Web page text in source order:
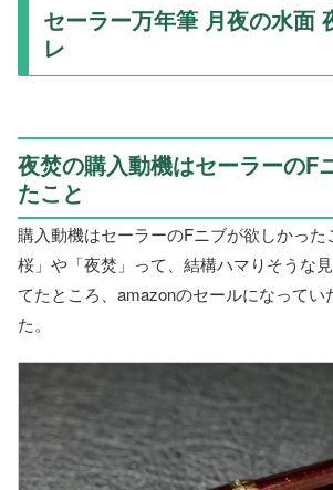
セーラー万年筆 月夜の水面
レ
夜焚の購入動機はセーラーのF
たこと
購入動機はセーラーのFニブが欲しかった
桜」や「夜焚」って、結構ハマりそうな
てたところ、amazonのセールになってい
た。